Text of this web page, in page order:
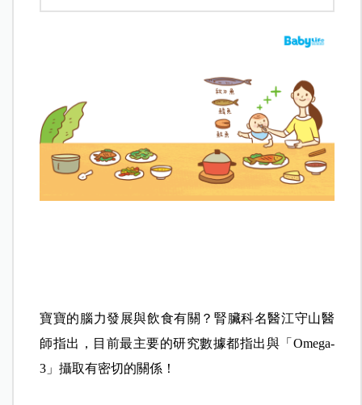
寶寶的腦力發展與飲食有關？腎臟科名醫江守山醫
師指出， 目前最主要的研究數據都指出與「Omega-
3」攝取有密切的關係！